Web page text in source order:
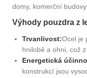
domy, komerční
Výhody pouzdra z
Trvanlivost:Ocel je
hnilobě a ohni, což
Energetická
konstrukcí jsou